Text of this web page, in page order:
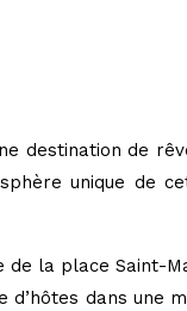
destination de
unique de
la place Saint-
dans une